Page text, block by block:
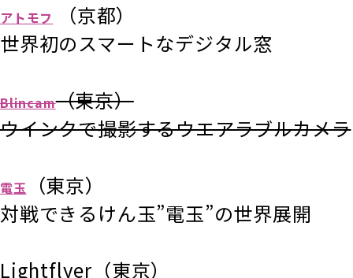
アトモフ
（京都）
世界初のスマートなデジタル窓
Blincam（東京）
ウインクで撮影するウエアラブルカメラ
電玉
（東京）
対戦できるけん玉”電玉”の世界展開
Lightflyer（東京）